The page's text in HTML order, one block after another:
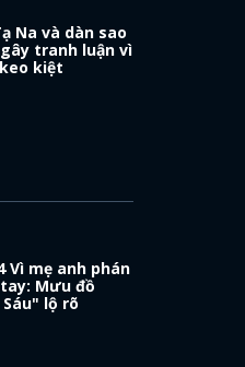
Na và dàn sao
tranh luận vì
kiệt
Vì mẹ anh phán
Mưu đồ
Sáu" lộ rõ